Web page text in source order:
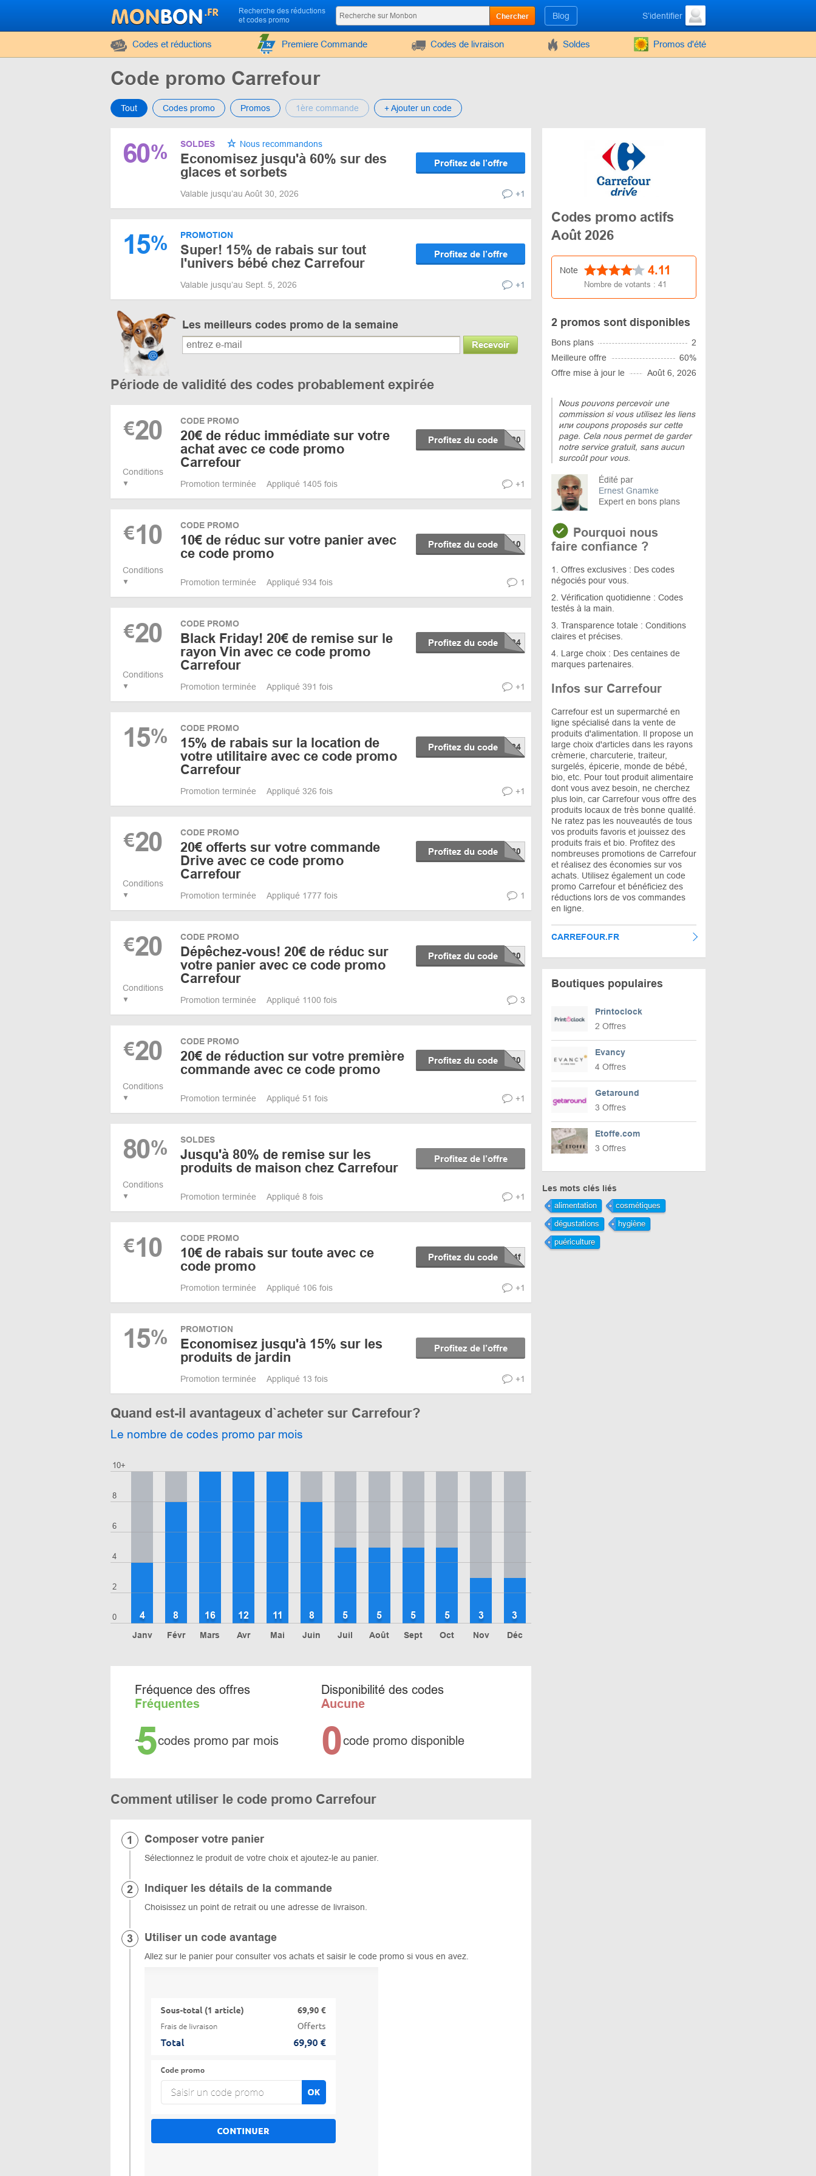
Recherche des réductions
et codes promo
Chercher Blog S’identifier
Codes et réductions Premiere Commande Codes de livraison Soldes Promos d'été
Code promo Carrefour
Tout Codes promo Promos 1ère commande + Ajouter un code
60% SOLDES Nous recommandons
Economisez jusqu'à 60% sur des
glaces et sorbets
Profitez de l’offre
Valable jusqu’au Août 30, 2026 +1
15% PROMOTION
Super! 15% de rabais sur tout
l'univers bébé chez Carrefour
Profitez de l’offre
Valable jusqu’au Sept. 5, 2026 +1
Les meilleurs codes promo de la semaine
Recevoir
Période de validité des codes probablement expirée
€20
Conditions
CODE PROMO
20€ de réduc immédiate sur votre
achat avec ce code promo
Carrefour
Profitez du code
Promotion terminée Appliqué 1405 fois +1
€10
Conditions
CODE PROMO
10€ de réduc sur votre panier avec
ce code promo
Profitez du code
Promotion terminée Appliqué 934 fois 1
€20
Conditions
CODE PROMO
Black Friday! 20€ de remise sur le
rayon Vin avec ce code promo
Carrefour
Profitez du code
Promotion terminée Appliqué 391 fois +1
15% CODE PROMO
15% de rabais sur la location de
votre utilitaire avec ce code promo
Carrefour
Profitez du code
Promotion terminée Appliqué 326 fois +1
€20
Conditions
CODE PROMO
20€ offerts sur votre commande
Drive avec ce code promo
Carrefour
Profitez du code
Promotion terminée Appliqué 1777 fois 1
€20
Conditions
CODE PROMO
Dépêchez-vous! 20€ de réduc sur
votre panier avec ce code promo
Carrefour
Profitez du code
Promotion terminée Appliqué 1100 fois 3
€20
Conditions
CODE PROMO
20€ de réduction sur votre première
commande avec ce code promo
Profitez du code
Promotion terminée Appliqué 51 fois +1
80%
Conditions
SOLDES
Jusqu'à 80% de remise sur les
produits de maison chez Carrefour
Profitez de l’offre
Promotion terminée Appliqué 8 fois +1
€10 CODE PROMO
10€ de rabais sur toute avec ce
code promo
Profitez du code
Promotion terminée Appliqué 106 fois +1
15% PROMOTION
Economisez jusqu'à 15% sur les
produits de jardin
Profitez de l’offre
Promotion terminée Appliqué 13 fois +1
Quand est-il avantageux d`acheter sur Carrefour?
Le nombre de codes promo par mois
0
2
4
6
8
10+
Janv
4
Févr
8
Mars
16
Avr
12
Mai
11
Juin
8
Juil
5
Août
5
Sept
5
Oct
5
Nov
3
Déc
3
Fréquence des offres
Fréquentes
~
5codes promo par mois
Disponibilité des codes
Aucune
0code promo disponible
Comment utiliser le code promo Carrefour
Composer votre panier
Sélectionnez le produit de votre choix et ajoutez-le au panier.
Indiquer les détails de la commande
Choisissez un point de retrait ou une adresse de livraison.
Utiliser un code avantage
Allez sur le panier pour consulter vos achats et saisir le code promo si vous en avez.
Codes promo actifs
Août 2026
Note 4.11
Nombre de votants : 41
2 promos sont disponibles
Bons plans
2
Meilleure offre
60%
Offre mise à jour le
Août 6, 2026
Nous pouvons percevoir une
commission si vous utilisez les liens
или coupons proposés sur cette
page. Cela nous permet de garder
notre service gratuit, sans aucun
surcoût pour vous.
Édité par
Ernest Gnamke
Expert en bons plans
Pourquoi nous
faire confiance ?
1. Offres exclusives : Des codes
négociés pour vous.
2. Vérification quotidienne : Codes
testés à la main.
3. Transparence totale : Conditions
claires et précises.
4. Large choix : Des centaines de
marques partenaires.
Infos sur Carrefour
Carrefour est un supermarché en
ligne spécialisé dans la vente de
produits d'alimentation. Il propose un
large choix d'articles dans les rayons
crèmerie, charcuterie, traiteur,
surgelés, épicerie, monde de bébé,
bio, etc. Pour tout produit alimentaire
dont vous avez besoin, ne cherchez
plus loin, car Carrefour vous offre des
produits locaux de très bonne qualité.
Ne ratez pas les nouveautés de tous
vos produits favoris et jouissez des
produits frais et bio. Profitez des
nombreuses promotions de Carrefour
et réalisez des économies sur vos
achats. Utilisez également un code
promo Carrefour et bénéficiez des
réductions lors de vos commandes
en ligne.
CARREFOUR.FR
Boutiques populaires
Printoclock
2 Offres
Evancy
4 Offres
Getaround
3 Offres
Etoffe.com
3 Offres
Les mots clés liés
alimentation
cosmétiques
dégustations
hygiène
puériculture